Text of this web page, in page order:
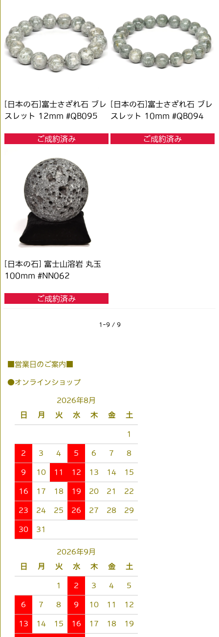
[日本の石]富士さざれ石 ブレ
スレット 12mm #QB095
ご成約済み
[日本の石]富士さざれ石 ブレ
スレット 10mm #QB094
ご成約済み
[日本の石] 富士山溶岩 丸玉
100mm #NN062
ご成約済み
1-9 / 9
■営業日のご案内■
●オンラインショップ
2026年8月
日
月 火 水 木 金 土
1
2 3 4 5 6 7 8
9 10 11 12 13 14 15
16 17 18 19 20 21 22
23 24 25 26 27 28 29
30 31
2026年9月
日
月 火 水 木 金 土
1 2 3 4 5
6 7 8 9 10 11 12
13 14 15 16 17 18 19